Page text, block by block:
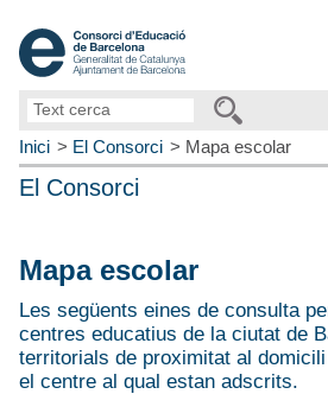
Text
Inici
El Consorci Mapa escolar
El Consorci
Mapa escolar
Les següents eines de consulta
centres educatius de la ciutat de
territorials de proximitat al
el centre al qual estan adscrits.